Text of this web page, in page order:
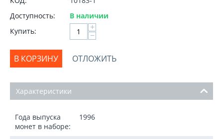
Доступность:
В наличии
Купить:
+
−
В КОРЗИНУ ОТЛОЖИТЬ
Характеристики
Года выпуска
монет в наборе:
1996